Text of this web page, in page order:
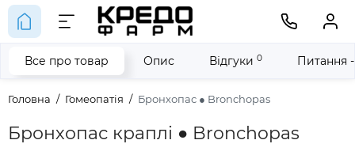
Головна Гомеопатія Бронхопас ● Bronchopas
Бронхопас краплі ● Bronchopas
Все про товар Опис Відгуки 0 Питання